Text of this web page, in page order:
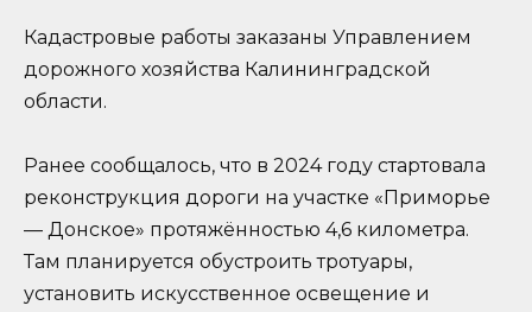
Кадастровые работы заказаны Управлением
дорожного хозяйства Калининградской
области.
Ранее сообщалось, что в 2024 году стартовала
реконструкция дороги на участке «Приморье
— Донское» протяжённостью 4,6 километра.
Там планируется обустроить тротуары,
установить искусственное освещение и